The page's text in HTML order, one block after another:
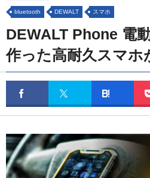
bluetooth DEWALT スマホ
DEWALT Phone 電
作った高耐久スマホ